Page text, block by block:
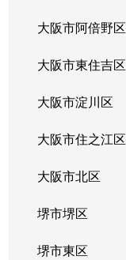
大阪市阿倍野区
大阪市東住吉区
大阪市淀川区
大阪市住之江区
大阪市北区
堺市堺区
堺市東区